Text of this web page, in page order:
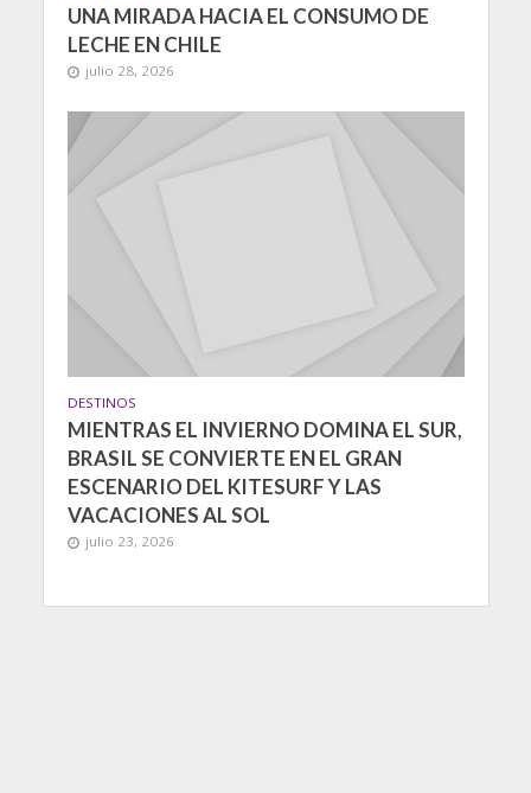
UNA MIRADA HACIA EL CONSUMO DE
LECHE EN CHILE
julio 28, 2026
DESTINOS
MIENTRAS EL INVIERNO DOMINA EL SUR,
BRASIL SE CONVIERTE EN EL GRAN
ESCENARIO DEL KITESURF Y LAS
VACACIONES AL SOL
julio 23, 2026